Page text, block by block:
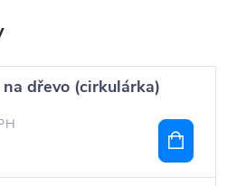
dřevo (cirkulárka)